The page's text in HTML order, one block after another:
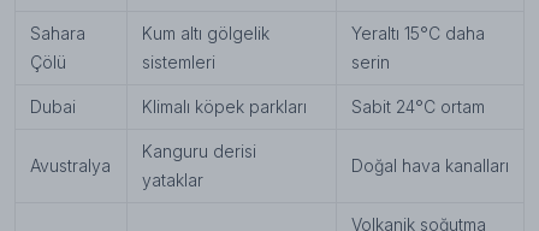
Sahara
Çölü
Kum altı gölgelik
sistemleri
Yeraltı 15°C daha
serin
Dubai Klimalı köpek parkları Sabit 24°C ortam
Avustralya
Kanguru derisi
yataklar
Doğal hava kanalları
Volkanik soğutma